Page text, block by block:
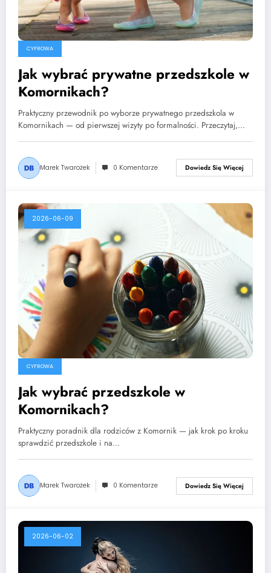
CYFROWA
Jak wybrać prywatne przedszkole w
Komornikach?
Praktyczny przewodnik po wyborze prywatnego przedszkola w
Komornikach — od pierwszej wizyty po formalności. Przeczytaj,…
Marek Twarożek 0 Komentarze Dowiedz Się Więcej
2026-06-09
CYFROWA
Jak wybrać przedszkole w
Komornikach?
Praktyczny poradnik dla rodziców z Komornik — jak krok po kroku
sprawdzić przedszkole i na…
Marek Twarożek 0 Komentarze Dowiedz Się Więcej
2026-06-02